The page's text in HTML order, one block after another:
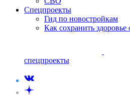
Спецпроекты
Гид по новостройкам
Как сохранить здоровье
спецпроекты